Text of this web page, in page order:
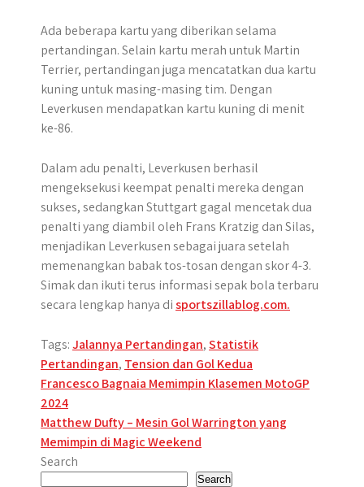
Ada beberapa kartu yang diberikan selama
pertandingan. Selain kartu merah untuk Martin
Terrier, pertandingan juga mencatatkan dua kartu
kuning untuk masing-masing tim. Dengan
Leverkusen mendapatkan kartu kuning di menit
ke-86.
Dalam adu penalti, Leverkusen berhasil
mengeksekusi keempat penalti mereka dengan
sukses, sedangkan Stuttgart gagal mencetak dua
penalti yang diambil oleh Frans Kratzig dan Silas,
menjadikan Leverkusen sebagai juara setelah
memenangkan babak tos-tosan dengan skor 4-3.
Simak dan ikuti terus informasi sepak bola terbaru
secara lengkap hanya disportszillablog.com.
Tags:Jalannya Pertandingan,Statistik
Pertandingan, Tension dan Gol Kedua
Post
navigation
Francesco Bagnaia Memimpin Klasemen MotoGP
2024
Matthew Dufty – Mesin Gol Warrington yang
Memimpin di Magic Weekend
Search
Search